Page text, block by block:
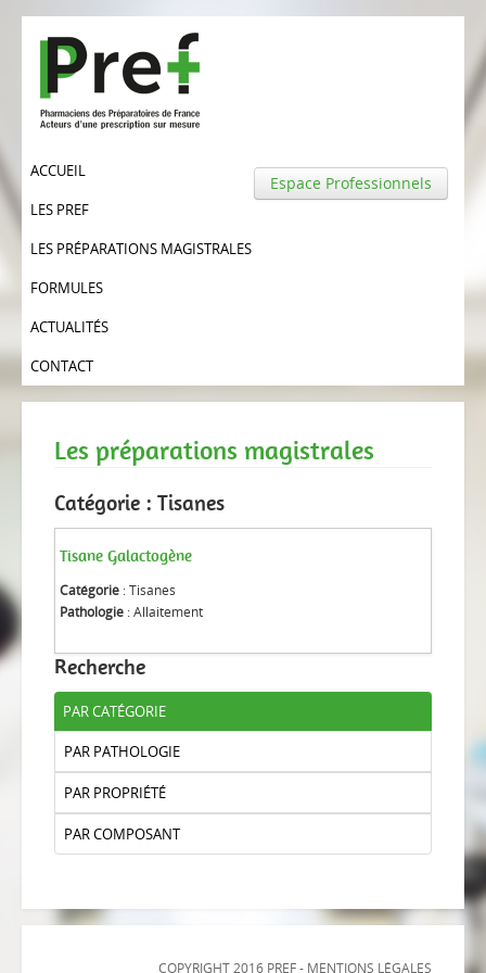
Espace Professionnels
ACCUEIL
LES PREF
LES PRÉPARATIONS MAGISTRALES
FORMULES
ACTUALITÉS
CONTACT
Les préparations magistrales
Catégorie : Tisanes
Tisane Galactogène
Catégorie : Tisanes
Pathologie : Allaitement
Recherche
PAR CATÉGORIE
PAR PATHOLOGIE
PAR PROPRIÉTÉ
PAR COMPOSANT
COPYRIGHT 2016 PREF - MENTIONS LÉGALES